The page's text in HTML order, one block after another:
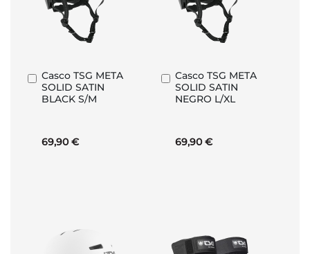
Casco TSG META
SOLID SATIN
BLACK S/M
69,90 €
Añadir
al
carrito
Casco TSG META
SOLID SATIN
NEGRO L/XL
69,90 €
Añadir
al
carrito